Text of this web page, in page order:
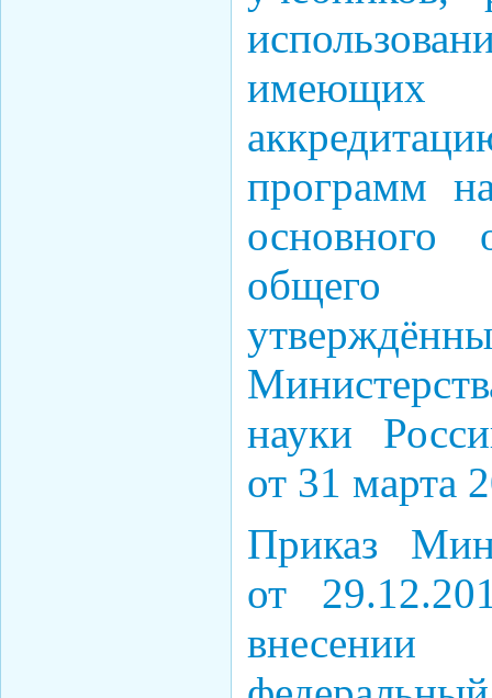
имеющих
программ
основного
общего
науки
от 31 марта
Приказ
от